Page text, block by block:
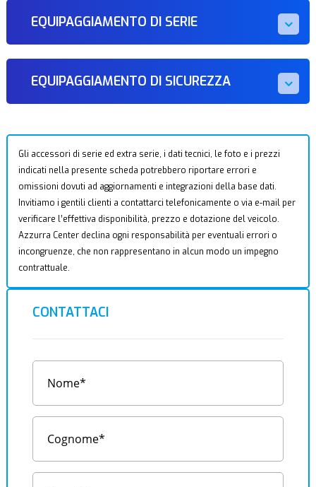
EQUIPAGGIAMENTO DI SERIE
EQUIPAGGIAMENTO DI SICUREZZA
Gli accessori di serie ed extra serie, i dati tecnici, le foto e i prezzi
indicati nella presente scheda potrebbero riportare errori e
omissioni dovuti ad aggiornamenti e integrazioni della base dati.
Invitiamo i gentili clienti a contattarci telefonicamente o via e-mail per
verificare l’effettiva disponibilità, prezzo e dotazione del veicolo.
Azzurra Center declina ogni responsabilità per eventuali errori o
incongruenze, che non rappresentano in alcun modo un impegno
contrattuale.
CONTATTACI